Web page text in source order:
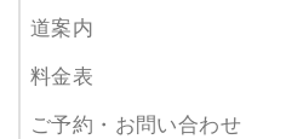
道案内
料金表
ご予約・お問い合わせ